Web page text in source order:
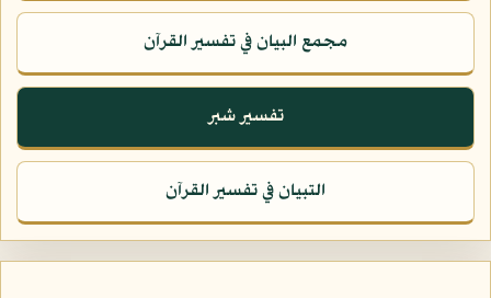
مجمع البيان في تفسير القرآن
تفسير شبر
التبيان في تفسير القرآن